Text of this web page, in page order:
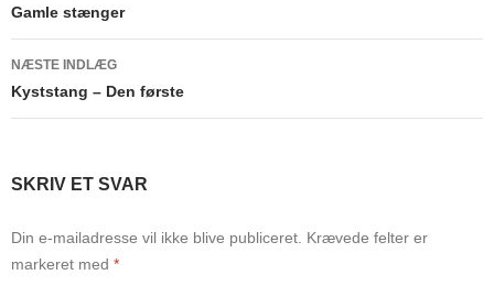
Gamle stænger
NÆSTE INDLÆG
Kyststang – Den første
SKRIV ET SVAR
Din e-mailadresse vil ikke blive publiceret. Krævede felter er
markeret med *